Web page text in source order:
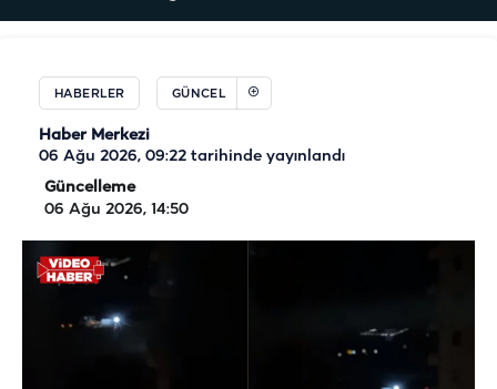
HABERLER GÜNCEL
Haber Merkezi
06 Ağu 2026, 09:22 tarihinde yayınlandı
Güncelleme
06 Ağu 2026, 14:50